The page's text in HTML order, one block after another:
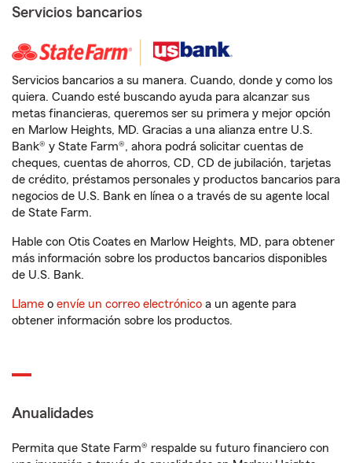
Servicios bancarios
Servicios bancarios a su manera. Cuando, donde y como los
quiera. Cuando esté buscando ayuda para alcanzar sus
metas financieras, queremos ser su primera y mejor opción
en Marlow Heights, MD. Gracias a una alianza entre U.S.
Bank® y State Farm®, ahora podrá solicitar cuentas de
cheques, cuentas de ahorros, CD, CD de jubilación, tarjetas
de crédito, préstamos personales y productos bancarios para
negocios de U.S. Bank en línea o a través de su agente local
de State Farm.
Hable con Otis Coates en Marlow Heights, MD, para obtener
más información sobre los productos bancarios disponibles
de U.S. Bank.
Llame o envíe un correo electrónico a un agente para
obtener información sobre los productos.
Anualidades
Permita que State Farm® respalde su futuro financiero con